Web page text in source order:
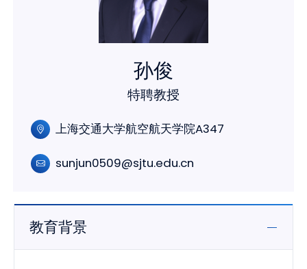
孙俊
特聘教授
上海交通大学航空航天学院A347
sunjun0509@sjtu.edu.cn
教育背景